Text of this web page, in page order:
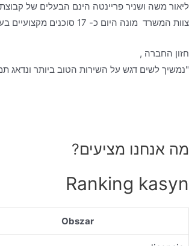
ליאור משה ושניר פריינטה הינם הבעלים של
צוות המשרד מונה היום כ- 17 סוכנים מקצועיים בעלי רישיון תיווך מטעם משרד המשפטים, אשר עובדים לפי כל כללי האתיקה המקצועית- ביושר, בהגינות ובשקיפות מלאה, כאשר הלקוח עומד לנגד עיניהם.
חזון החברה ,
"נמשיך לשים דגש על השירות הטוב ביותר ונדאג
מה אנחנו מציעים?
Ranking kasyn
Obszar